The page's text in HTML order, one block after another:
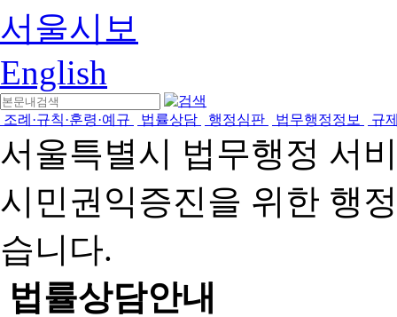
서울시보
English
조례·규칙·훈령·예규 법률상담 행정심판 법무행정정보 규
서울특별시 법무행정 서
시민권익증진을 위한 행
습니다.
법률상담안내